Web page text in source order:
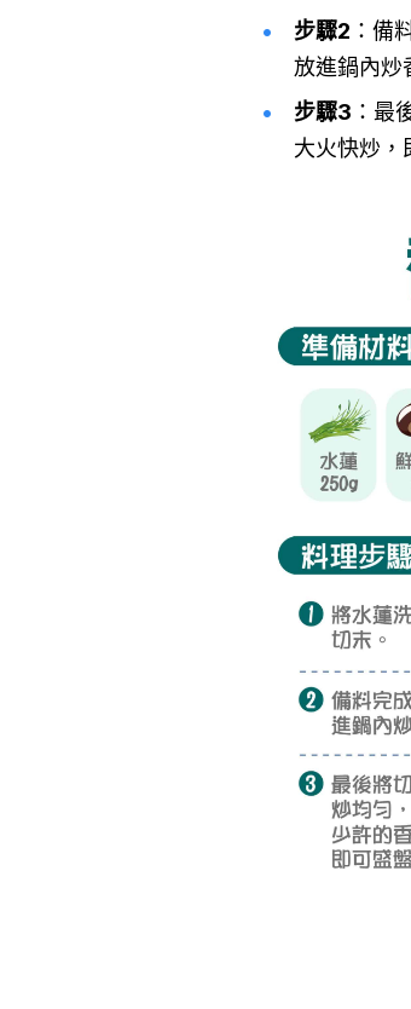
步驟2 ：備
放進鍋內炒
步驟3 ：最
大火快炒，